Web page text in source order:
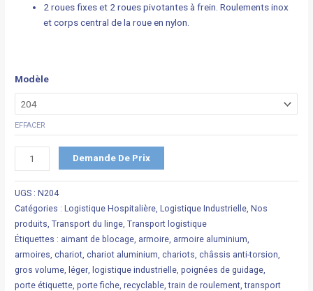
2 roues fixes et 2 roues pivotantes à frein. Roulements inox
et corps central de la roue en nylon.
Modèle
EFFACER
Demande De Prix
UGS :N204
Catégories :Logistique Hospitalière ,Logistique Industrielle ,Nos
produits ,Transport du linge ,Transport logistique
Étiquettes : aimant de blocage armoire armoire aluminium
armoires ,chariot ,chariot aluminium ,chariots ,châssis anti-torsion
gros volume
léger logistique industrielle ,poignées de guidage
porte étiquette ,porte fiche ,recyclable ,train de roulement ,transport